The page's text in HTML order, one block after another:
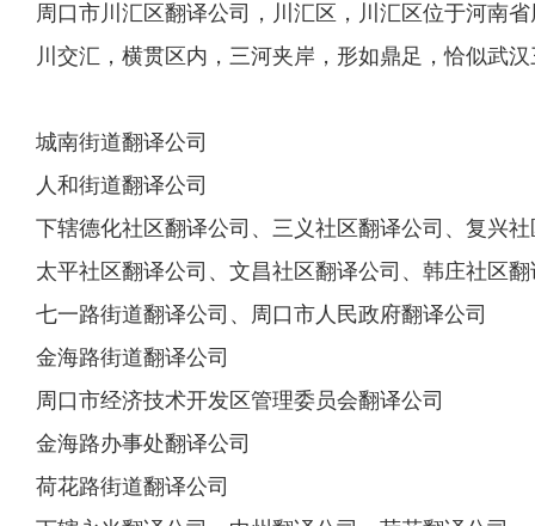
周口市川汇区翻译公司，川汇区，川汇区位于河南
川交汇，横贯区内，三河夹岸，形如鼎足，恰似武
城南街道翻译公司
人和街道翻译公司
下辖德化社区翻译公司、三义社区翻译公司、复兴
太平社区翻译公司、文昌社区翻译公司、韩庄社区
七一路街道翻译公司、周口市人民政府翻译公司
金海路街道翻译公司
周口市经济技术开发区管理委员会翻译公司
金海路办事处翻译公司
荷花路街道翻译公司